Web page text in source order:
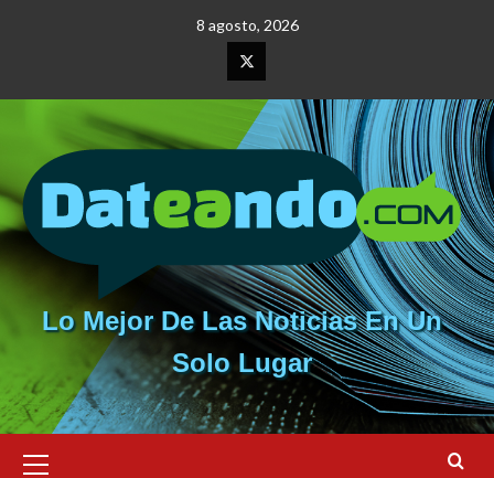
8 agosto, 2026
Elemento
del
menú
Lo Mejor De Las Noticias En Un
Solo Lugar
primario